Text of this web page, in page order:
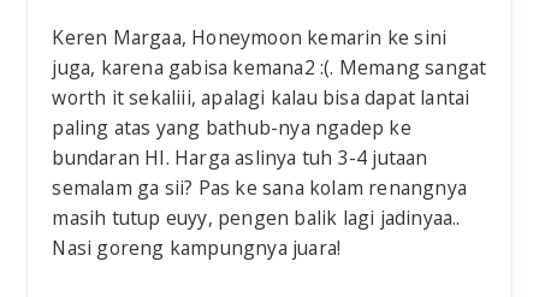
Keren Margaa, Honeymoon kemarin ke sini
juga, karena gabisa kemana2 :(. Memang sangat
worth it sekaliii, apalagi kalau bisa dapat lantai
paling atas yang bathub-nya ngadep ke
bundaran HI. Harga aslinya tuh 3-4 jutaan
semalam ga sii? Pas ke sana kolam renangnya
masih tutup euyy, pengen balik lagi jadinyaa..
Nasi goreng kampungnya juara!